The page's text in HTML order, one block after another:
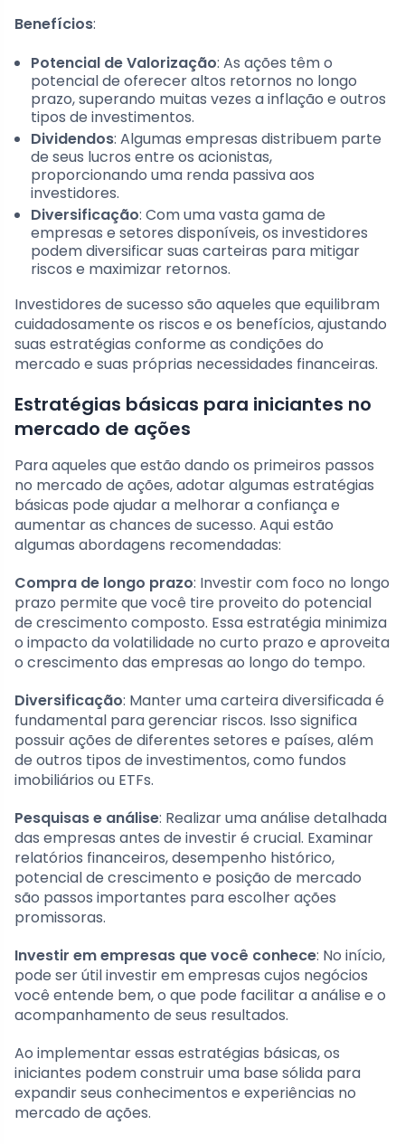
Benefícios:
Potencial de Valorização: As ações têm o
potencial de oferecer altos retornos no longo
prazo, superando muitas vezes a inflação e outros
tipos de investimentos.
Dividendos: Algumas empresas distribuem parte
de seus lucros entre os acionistas,
proporcionando uma renda passiva aos
investidores.
Diversificação: Com uma vasta gama de
empresas e setores disponíveis, os investidores
podem diversificar suas carteiras para mitigar
riscos e maximizar retornos.
Investidores de sucesso são aqueles que equilibram
cuidadosamente os riscos e os benefícios, ajustando
suas estratégias conforme as condições do
mercado e suas próprias necessidades financeiras.
Estratégias básicas para iniciantes no
mercado de ações
Para aqueles que estão dando os primeiros passos
no mercado de ações, adotar algumas estratégias
básicas pode ajudar a melhorar a confiança e
aumentar as chances de sucesso. Aqui estão
algumas abordagens recomendadas:
Compra de longo prazo: Investir com foco no longo
prazo permite que você tire proveito do potencial
de crescimento composto. Essa estratégia minimiza
o impacto da volatilidade no curto prazo e aproveita
o crescimento das empresas ao longo do tempo.
Diversificação: Manter uma carteira diversificada é
fundamental para gerenciar riscos. Isso significa
possuir ações de diferentes setores e países, além
de outros tipos de investimentos, como fundos
imobiliários ou ETFs.
Pesquisas e análise: Realizar uma análise detalhada
das empresas antes de investir é crucial. Examinar
relatórios financeiros, desempenho histórico,
potencial de crescimento e posição de mercado
são passos importantes para escolher ações
promissoras.
Investir em empresas que você conhece: No início,
pode ser útil investir em empresas cujos negócios
você entende bem, o que pode facilitar a análise e o
acompanhamento de seus resultados.
Ao implementar essas estratégias básicas, os
iniciantes podem construir uma base sólida para
expandir seus conhecimentos e experiências no
mercado de ações.